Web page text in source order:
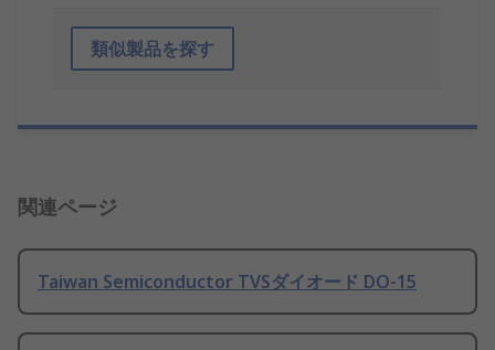
類似製品を探す
関連ページ
Taiwan Semiconductor TVSダイオード DO-15